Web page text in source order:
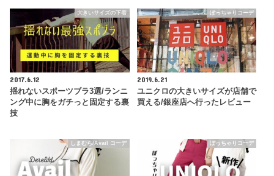
大きいサイズの下着
2017.6.12
揺れないスポーツブラ3選/ランニ
ング中に胸をガチっと固定する裏
技
ぽっちゃりコーデ
2019.6.21
ユニクロの大きいサイズが店舗で
買える/銀座店へ行ったレビュー
しまむら/Avail コーデ ぽっちゃりコーデ